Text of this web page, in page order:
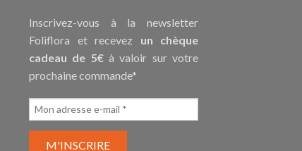
Inscrivez-vous à la newsletter
Foliflora et recevez un chèque
cadeau de 5€à valoir sur votre
prochaine commande*